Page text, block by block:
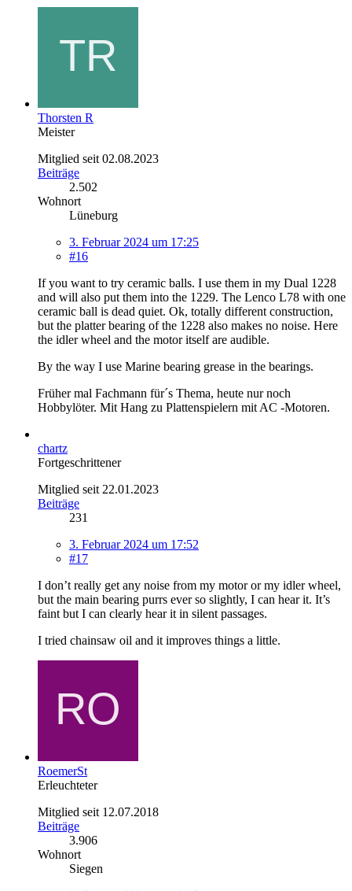
Thorsten R
Meister
Mitglied seit 02.08.2023
Beiträge
2.502
Wohnort
Lüneburg
3. Februar 2024 um 17:25
#16
If you want to try ceramic balls. I use them in my Dual 1228
and will also put them into the 1229. The Lenco L78 with one
ceramic ball is dead quiet. Ok, totally different construction,
but the platter bearing of the 1228 also makes no noise. Here
the idler wheel and the motor itself are audible.
By the way I use Marine bearing grease in the bearings.
Früher mal Fachmann für´s Thema, heute nur noch
Hobbylöter. Mit Hang zu Plattenspielern mit AC -Motoren.
chartz
Fortgeschrittener
Mitglied seit 22.01.2023
Beiträge
231
3. Februar 2024 um 17:52
#17
I don’t really get any noise from my motor or my idler wheel,
but the main bearing purrs ever so slightly, I can hear it. It’s
faint but I can clearly hear it in silent passages.
I tried chainsaw oil and it improves things a little.
RoemerSt
Erleuchteter
Mitglied seit 12.07.2018
Beiträge
3.906
Wohnort
Siegen